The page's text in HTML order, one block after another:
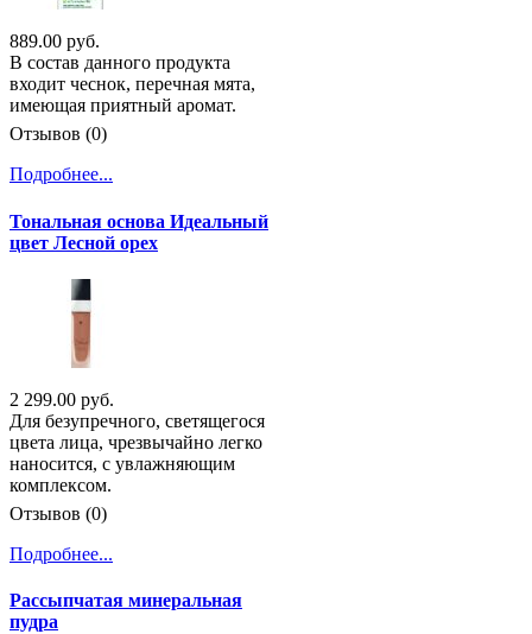
889.00 руб.
В состав данного продукта
входит чеснок, перечная мята,
имеющая приятный аромат.
Отзывов (0)
Подробнее...
Тональная основа Идеальный
цвет Лесной орех
2 299.00 руб.
Для безупречного, светящегося
цвета лица, чрезвычайно легко
наносится, с увлажняющим
комплексом.
Отзывов (0)
Подробнее...
Рассыпчатая минеральная
пудра